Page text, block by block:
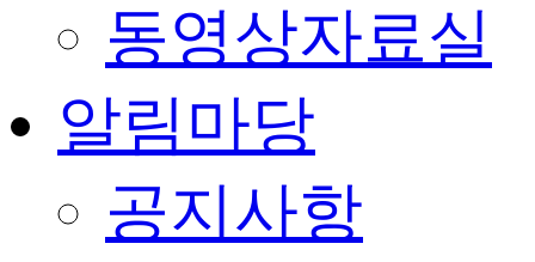
동영상자료실
알림마당
공지사항